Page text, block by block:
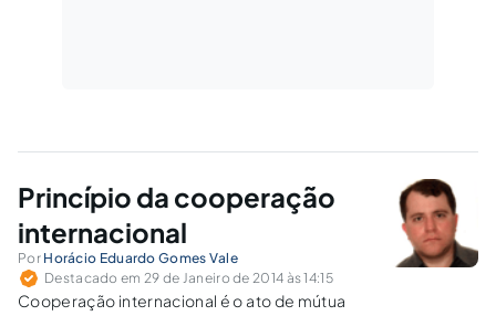
Princípio da cooperação
internacional
Por Horácio Eduardo Gomes Vale
Destacado em 29 de Janeiro de 2014 às 14:15
Cooperação internacional é o ato de mútua